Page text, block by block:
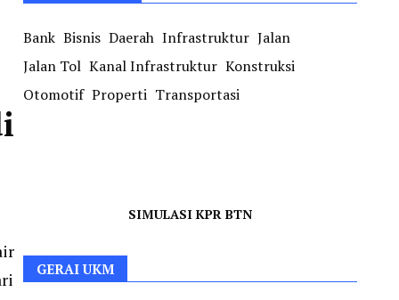
Bank Bisnis Daerah Infrastruktur Jalan
Jalan Tol Kanal Infrastruktur Konstruksi
Otomotif Properti Transportasi
SIMULASI KPR BTN
GERAI UKM